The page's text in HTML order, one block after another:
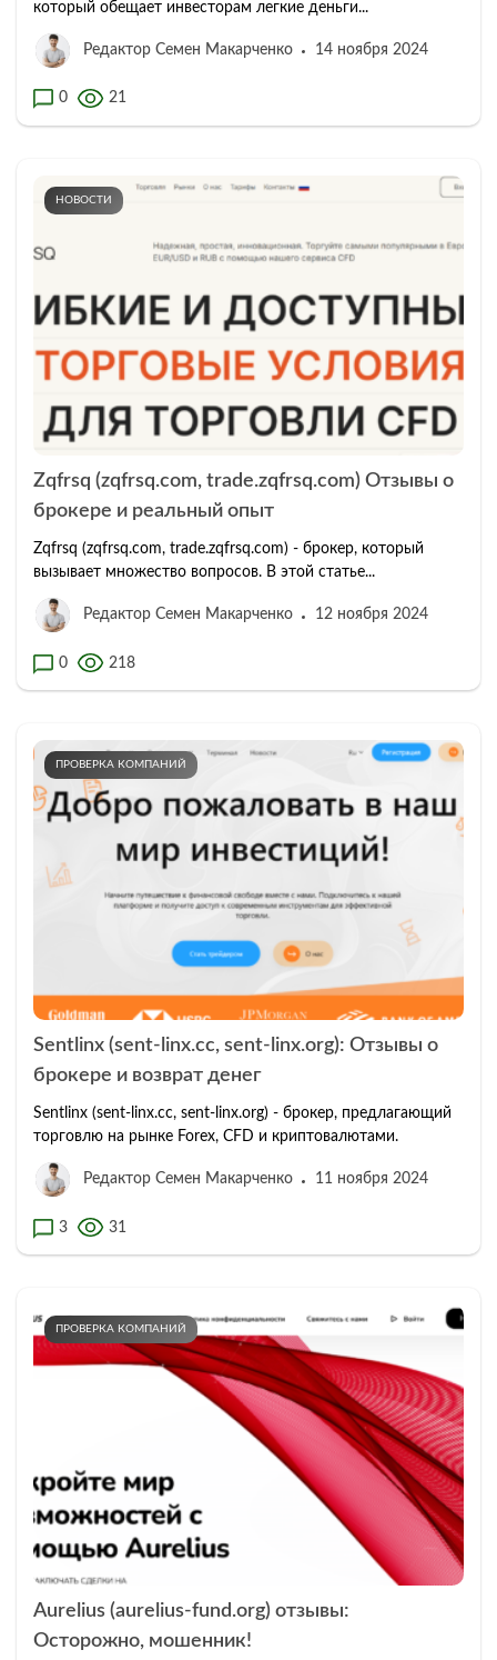
который обещает инвесторам легкие деньги...
Редактор Семен Макарченко 14 ноября 2024
0 21
НОВОСТИ
Zqfrsq (zqfrsq.com, trade.zqfrsq.com) Отзывы о
брокере и реальный опыт
Zqfrsq (zqfrsq.com, trade.zqfrsq.com) - брокер, который
вызывает множество вопросов. В этой статье...
Редактор Семен Макарченко 12 ноября 2024
0 218
ПРОВЕРКА КОМПАНИЙ
Sentlinx (sent-linx.cc, sent-linx.org): Отзывы о
брокере и возврат денег
Sentlinx (sent-linx.cc, sent-linx.org) - брокер, предлагающий
торговлю на рынке Forex, CFD и криптовалютами.
Редактор Семен Макарченко 11 ноября 2024
3 31
ПРОВЕРКА КОМПАНИЙ
Aurelius (aurelius-fund.org) отзывы:
Осторожно, мошенник!